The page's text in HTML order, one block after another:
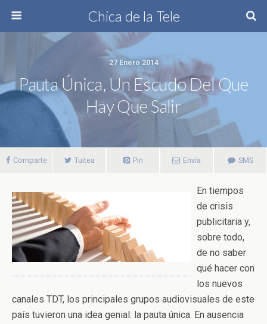
Chica de la Tele
27 Enero 2014
Pauta Única, Un Escudo Del Que
Hay Que Salir
Comparte Tuitea Pin Envía SMS
En tiempos
de crisis
publicitaria y,
sobre todo,
de no saber
qué hacer con
los nuevos
canales TDT, los principales grupos audiovisuales de este
país tuvieron una idea genial: la pauta única. En ausencia